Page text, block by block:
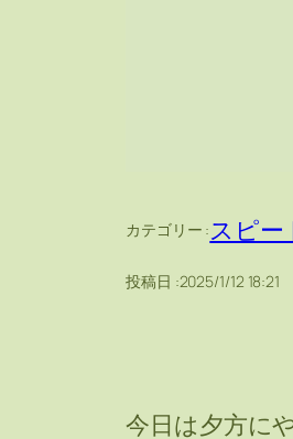
カテゴリー :スピ
投稿日 :2025/1/12 18:21
今日は夕方に